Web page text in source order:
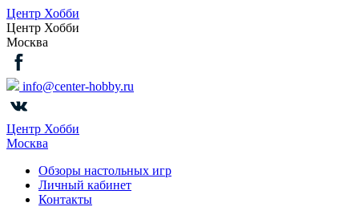
Центр Хобби
Центр Хобби
Москва
info@center-hobby.ru
Центр Хобби
Москва
Обзоры настольных игр
Личный кабинет
Контакты